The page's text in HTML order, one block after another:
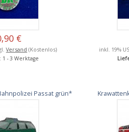
€
Versand (Kostenlos)
: 1 - 3 Werktage
inkl. 19%
Passat grün*